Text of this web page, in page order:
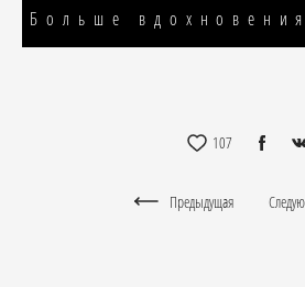
Больше
107
Предыдущая